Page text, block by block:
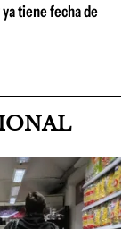
tiene fecha de